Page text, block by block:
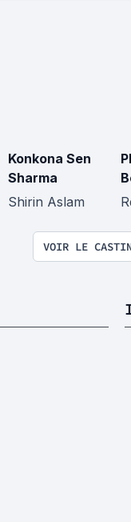
Konkona Sen
Sharma
Shirin Aslam
VOIR LE